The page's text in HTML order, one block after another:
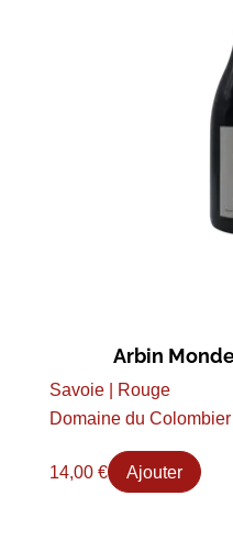
Arbin
Savoie | Rouge
Domaine du
14,00 € Ajouter